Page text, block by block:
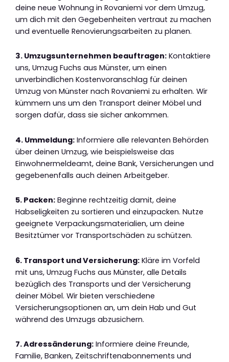
deine neue Wohnung in Rovaniemi vor dem Umzug,
um dich mit den Gegebenheiten vertraut zu machen
und eventuelle Renovierungsarbeiten zu planen.
3. Umzugsunternehmen beauftragen: Kontaktiere
uns, Umzug Fuchs aus Münster, um einen
unverbindlichen Kostenvoranschlag für deinen
Umzug von Münster nach Rovaniemi zu erhalten. Wir
kümmern uns um den Transport deiner Möbel und
sorgen dafür, dass sie sicher ankommen.
4. Ummeldung: Informiere alle relevanten Behörden
über deinen Umzug, wie beispielsweise das
Einwohnermeldeamt, deine Bank, Versicherungen und
gegebenenfalls auch deinen Arbeitgeber.
5. Packen: Beginne rechtzeitig damit, deine
Habseligkeiten zu sortieren und einzupacken. Nutze
geeignete Verpackungsmaterialien, um deine
Besitztümer vor Transportschäden zu schützen.
6. Transport und Versicherung: Kläre im Vorfeld
mit uns, Umzug Fuchs aus Münster, alle Details
bezüglich des Transports und der Versicherung
deiner Möbel. Wir bieten verschiedene
Versicherungsoptionen an, um dein Hab und Gut
während des Umzugs abzusichern.
7. Adressänderung: Informiere deine Freunde,
Familie, Banken, Zeitschriftenabonnements und